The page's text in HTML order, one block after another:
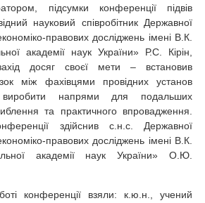
підсумки конференції підвів
науковий співробітник Державної
правових досліджень імені В.К.
академії наук України» Р.С. Кірін,
досяг своєї мети – встановив
між фахівцями провідних установ
виробити напрями для подальших
та практичного впровадження.
здійснив с.н.с. Державної
правових досліджень імені В.К.
академії наук України» О.Ю.
конференції взяли: к.ю.н., учений